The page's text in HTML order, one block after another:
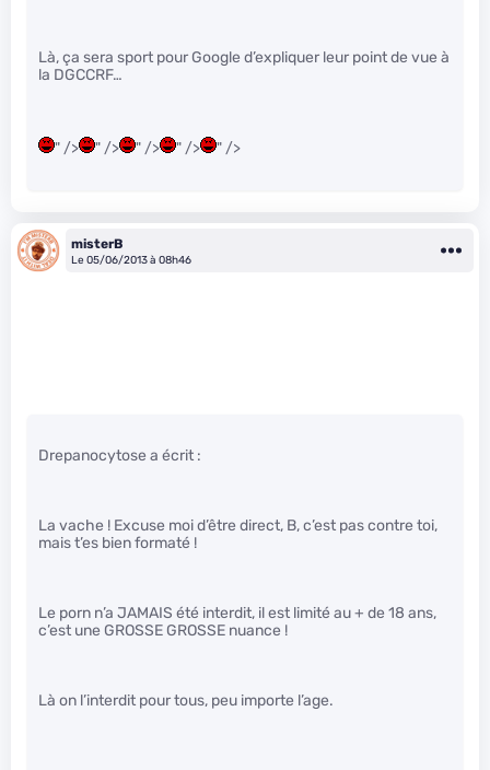
Là, ça sera sport pour Google d’expliquer leur point de vue à
la DGCCRF…
" /> " /> " /> " /> " />
misterB
Le 05/06/2013 à 08h46
Drepanocytose a écrit :
La vache ! Excuse moi d’être direct, B, c’est pas contre toi,
mais t’es bien formaté !
Le porn n’a JAMAIS été interdit, il est limité au + de 18 ans,
c’est une GROSSE GROSSE nuance !
Là on l’interdit pour tous, peu importe l’age.